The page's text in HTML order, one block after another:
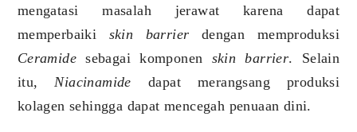
mengatasi masalah jerawat karena dapat
memperbaiki skin barrier dengan memproduksi
Ceramide sebagai komponen skin barrier. Selain
itu,Niacinamide dapat merangsang produksi
kolagen sehingga dapat mencegah penuaan dini.